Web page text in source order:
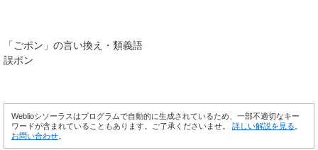
「 ごポン 」の言い換え・類義語
誤ポン
Weblioシソーラスはプログラムで自動的に生成されているため、一部不適切なキー
ワードが含まれていることもあります。ご了承くださいませ。 詳しい解説を見る
お問い合わせ